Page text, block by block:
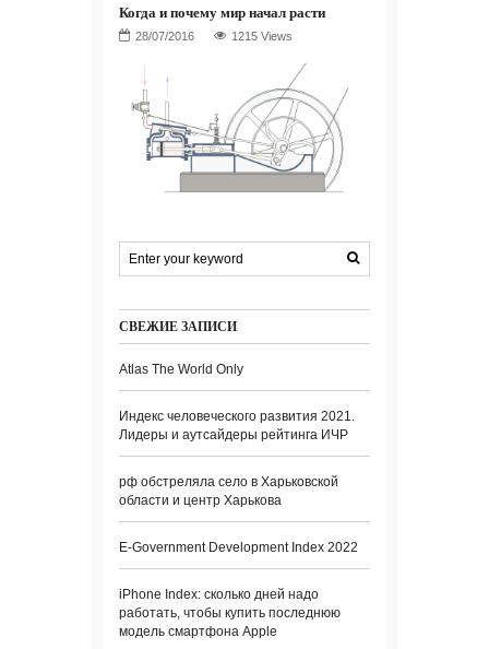
Когда и почему мир начал расти
1215 Views
СВЕЖИЕ ЗАПИСИ
Atlas The World Only
Индекс человеческого развития 2021.
Лидеры и аутсайдеры рейтинга ИЧР
рф обстреляла село в Харьковской
области и центр Харькова
E-Government Development Index 2022
iPhone Index: сколько дней надо
работать, чтобы купить последнюю
модель смартфона Apple